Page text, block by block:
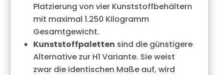
Platzierung von vier Kunststoffbehältern
mit maximal 1.250 Kilogramm
Gesamtgewicht.
Kunststoffpaletten sind die günstigere
Alternative zur H1 Variante. Sie weist
zwar die identischen Maße auf, wird